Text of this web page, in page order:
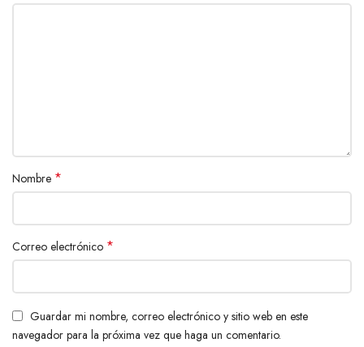
Nombre *
Correo electrónico *
Guardar mi nombre, correo electrónico y sitio web en este
navegador para la próxima vez que haga un comentario.